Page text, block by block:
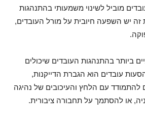
מוביל לשינוי משמעותי בהתנהגות
זה יש השפעה חיובית על מורל העובדים,
ביותר בהתנהגות העובדים שיכולים
עובדים הוא הגברת הדייקנות,
להתמודד עם הלחץ והעיכובים של נהיגה
או להסתמך על תחבורה ציבורית.